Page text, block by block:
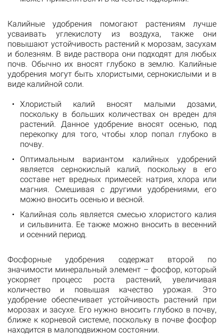
Калийные удобрения помогают растениям лучше
усваивать углекислоту из воздуха, также они
повышают устойчивость растений к морозам, засухам
и болезням. В виде раствора они подходят для любых
почв. Обычно их вносят глубоко в землю. Калийные
удобрения могут быть хлористыми, сернокислыми и в
виде калийной соли.
Хлористый калий вносят малыми дозами,
поскольку в больших количествах он вреден для
растений. Данное удобрение вносят осенью, под
перекопку для того, чтобы хлор попал глубоко в
почву.
Оптимальным вариантом калийных удобрений
является сернокислый калий, поскольку в его
составе нет вредных примесей: натрия, хлора или
магния. Смешивая с другими удобрениями, его
можно вносить осенью и весной.
Калийная соль является смесью хлористого калия
и сильвинита. Ее также можно вносить в весенний
и осенний период.
Фосфорные удобрения содержат второй по
значимости минеральный элемент – фосфор, который
ускоряет процесс роста растений, увеличивая
количество и повышая качество урожая. Это
удобрение обеспечивает устойчивость растений при
морозах и засухе. Его нужно вносить глубоко в почву,
ближе к корневой системе, поскольку в почве фосфор
находится в малоподвижном состоянии.